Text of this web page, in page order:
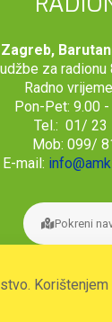
Zagreb,
za
Radno
Pon-Pet: 9.00
Tel.: 01/ 23
Mob: 099/
E-mail:
Pokreni
2026. ©